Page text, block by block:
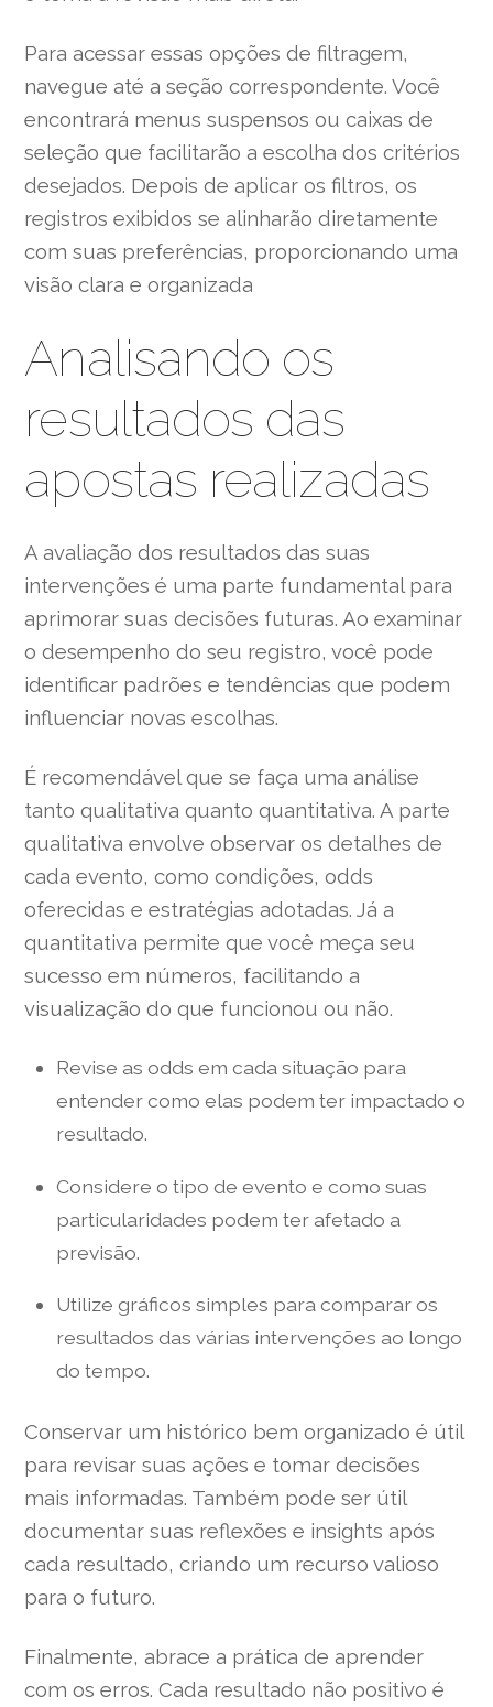
Para acessar essas opções de filtragem,
navegue até a seção correspondente. Você
encontrará menus suspensos ou caixas de
seleção que facilitarão a escolha dos critérios
desejados. Depois de aplicar os filtros, os
registros exibidos se alinharão diretamente
com suas preferências, proporcionando uma
visão clara e organizada
Analisando os
resultados das
apostas realizadas
A avaliação dos resultados das suas
intervenções é uma parte fundamental para
aprimorar suas decisões futuras. Ao examinar
o desempenho do seu registro, você pode
identificar padrões e tendências que podem
influenciar novas escolhas.
É recomendável que se faça uma análise
tanto qualitativa quanto quantitativa. A parte
qualitativa envolve observar os detalhes de
cada evento, como condições, odds
oferecidas e estratégias adotadas. Já a
quantitativa permite que você meça seu
sucesso em números, facilitando a
visualização do que funcionou ou não.
Revise as odds em cada situação para
entender como elas podem ter impactado o
resultado.
Considere o tipo de evento e como suas
particularidades podem ter afetado a
previsão.
Utilize gráficos simples para comparar os
resultados das várias intervenções ao longo
do tempo.
Conservar um histórico bem organizado é útil
para revisar suas ações e tomar decisões
mais informadas. Também pode ser útil
documentar suas reflexões e insights após
cada resultado, criando um recurso valioso
para o futuro.
Finalmente, abrace a prática de aprender
com os erros. Cada resultado não positivo é